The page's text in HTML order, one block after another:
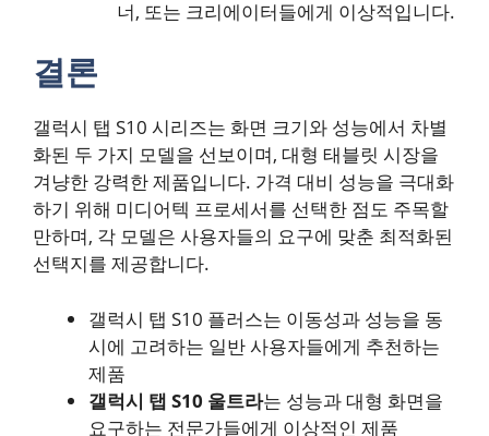
너, 또는 크리에이터들에게 이상적입니다.
결론
갤럭시 탭 S10 시리즈는 화면 크기와 성능에서 차별
화된 두 가지 모델을 선보이며, 대형 태블릿 시장을
겨냥한 강력한 제품입니다. 가격 대비 성능을 극대화
하기 위해 미디어텍 프로세서를 선택한 점도 주목할
만하며, 각 모델은 사용자들의 요구에 맞춘 최적화된
선택지를 제공합니다.
갤럭시 탭 S10 플러스는 이동성과 성능을 동
시에 고려하는 일반 사용자들에게 추천하는
제품
갤럭시 탭 S10 울트라는 성능과 대형 화면을
요구하는 전문가들에게 이상적인 제품